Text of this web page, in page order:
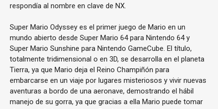
respondía al nombre en clave de NX.
Super Mario Odyssey es el primer juego de Mario en un
mundo abierto desde Super Mario 64 para Nintendo 64 y
Super Mario Sunshine para Nintendo GameCube. El título,
totalmente tridimensional o en 3D, se desarrolla en el planeta
Tierra, ya que Mario deja el Reino Champiñón para
embarcarse en un viaje por lugares misteriosos y vivir nuevas
aventuras a bordo de una aeronave, demostrando el hábil
manejo de su gorra, ya que gracias a ella Mario puede tomar